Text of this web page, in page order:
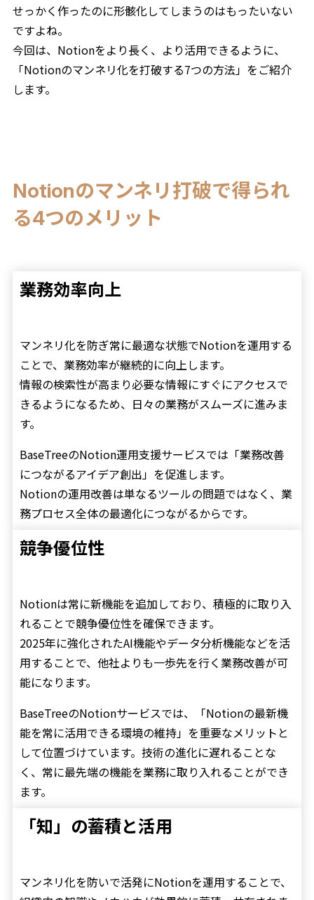
せっかく作ったのに形骸化してしまうのはもったいない
ですよね。
今回は、Notionをより長く、より活用できるように、
「Notionのマンネリ化を打破する7つの方法」をご紹介
します。
Notionのマンネリ打破で得られ
る4つのメリット
業務効率向上
マンネリ化を防ぎ常に最適な状態でNotionを運用する
ことで、業務効率が継続的に向上します。
情報の検索性が高まり必要な情報にすぐにアクセスで
きるようになるため、日々の業務がスムーズに進みま
す。
BaseTreeのNotion運用支援サービスでは「業務改善
につながるアイデア創出」を促進します。
Notionの運用改善は単なるツールの問題ではなく、業
務プロセス全体の最適化につながるからです。
競争優位性
Notionは常に新機能を追加しており、積極的に取り入
れることで競争優位性を確保できます。
2025年に強化されたAI機能やデータ分析機能などを活
用することで、他社よりも一歩先を行く業務改善が可
能になります。
BaseTreeのNotionサービスでは、「Notionの最新機
能を常に活用できる環境の維持」を重要なメリットと
して位置づけています。技術の進化に遅れることな
く、常に最先端の機能を業務に取り入れることができ
ます。
「知」の蓄積と活用
マンネリ化を防いで活発にNotionを運用することで、